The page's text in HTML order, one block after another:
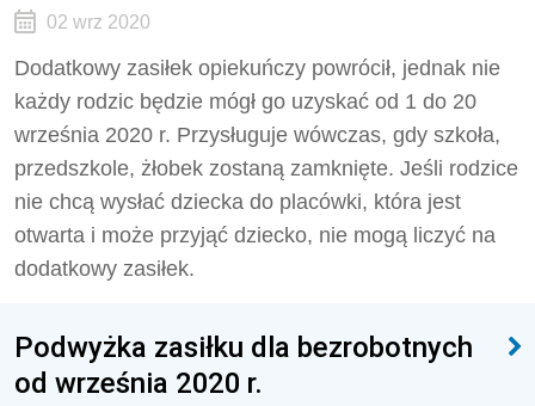
02 wrz 2020
Dodatkowy zasiłek opiekuńczy powrócił, jednak nie
każdy rodzic będzie mógł go uzyskać od 1 do 20
września 2020 r. Przysługuje wówczas, gdy szkoła,
przedszkole, żłobek zostaną zamknięte. Jeśli rodzice
nie chcą wysłać dziecka do placówki, która jest
otwarta i może przyjąć dziecko, nie mogą liczyć na
dodatkowy zasiłek.
Podwyżka zasiłku dla bezrobotnych
od września 2020 r.